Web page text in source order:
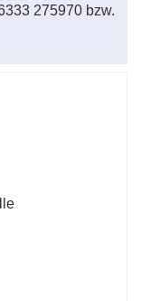
275970 bzw.